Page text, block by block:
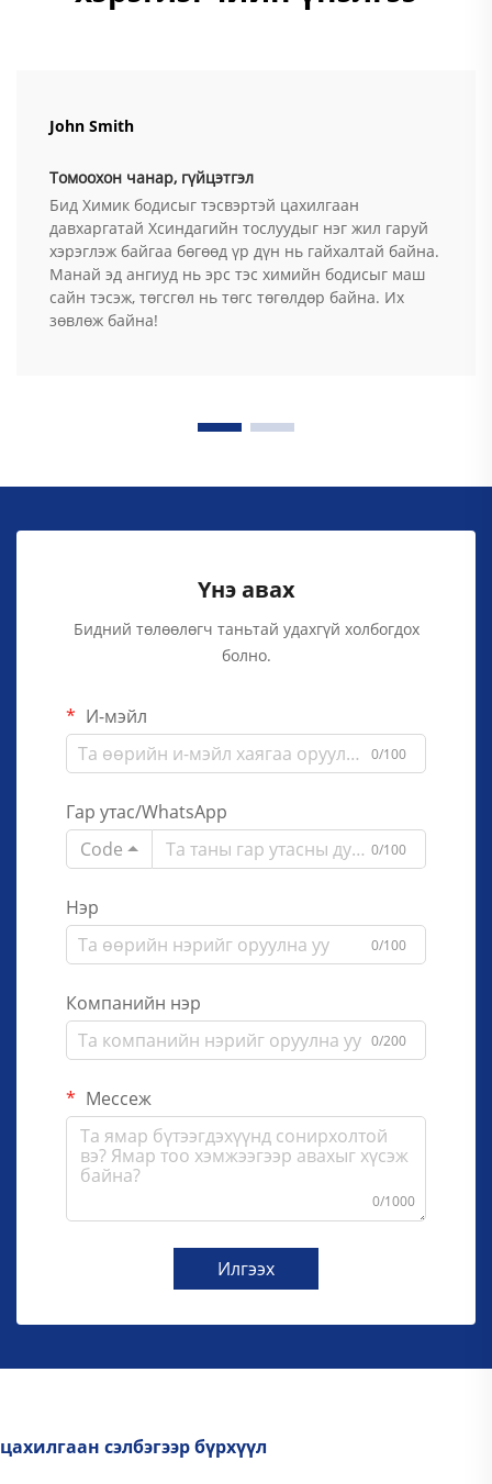
John Smith
Томоохон чанар, гүйцэтгэл
Бид Химик бодисыг тэсвэртэй цахилгаан
давхаргатай Хсиндагийн тослуудыг нэг жил гаруй
хэрэглэж байгаа бөгөөд үр дүн нь гайхалтай байна.
Манай эд ангиуд нь эрс тэс химийн бодисыг маш
сайн тэсэж, төгсгөл нь төгс төгөлдөр байна. Их
зөвлөж байна!
Үнэ авах
Бидний төлөөлөгч таньтай удахгүй холбогдох
болно.
И-мэйл
0/100
Гар утас/WhatsApp
Code
0/100
Нэр
0/100
Компанийн нэр
0/200
Мессеж
0/1000
Илгээх
цахилгаан сэлбэгээр бүрхүүл